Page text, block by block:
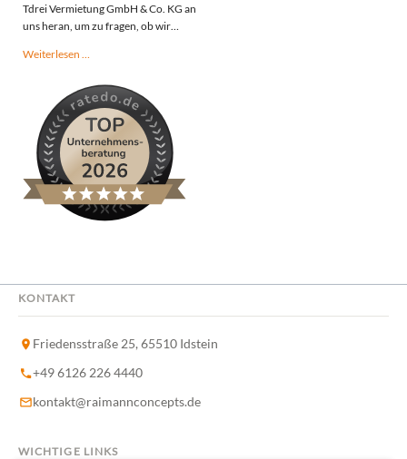
Tdrei Vermietung GmbH & Co. KG an
uns heran, um zu fragen, ob wir
Sommer-Platz...
Weiterlesen …
–
Ein
Projekt
mit
langem
Atem
und
viel
Herz
KONTAKT
Friedensstraße 25, 65510 Idstein
+49 6126 226 4440
kontakt@raimannconcepts.de
WICHTIGE LINKS